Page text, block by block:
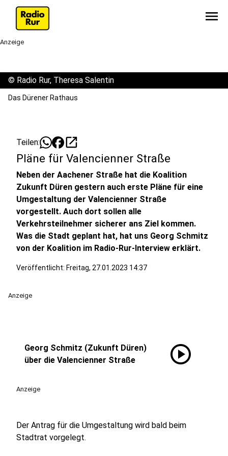
menu
Anzeige
© Radio Rur, Theresa Salentin
Das Dürener Rathaus
Teilen: open_in_new
Pläne für Valencienner Straße
Neben der Aachener Straße hat die Koalition
Zukunft Düren gestern auch erste Pläne für eine
Umgestaltung der Valencienner Straße
vorgestellt. Auch dort sollen alle
Verkehrsteilnehmer sicherer ans Ziel kommen.
Was die Stadt geplant hat, hat uns Georg Schmitz
von der Koalition im Radio-Rur-Interview erklärt.
Veröffentlicht: Freitag, 27.01.2023 14:37
Anzeige
Georg Schmitz (Zukunft Düren)
über die Valencienner Straße
play_circle
Anzeige
Der Antrag für die Umgestaltung wird bald beim
Stadtrat vorgelegt.